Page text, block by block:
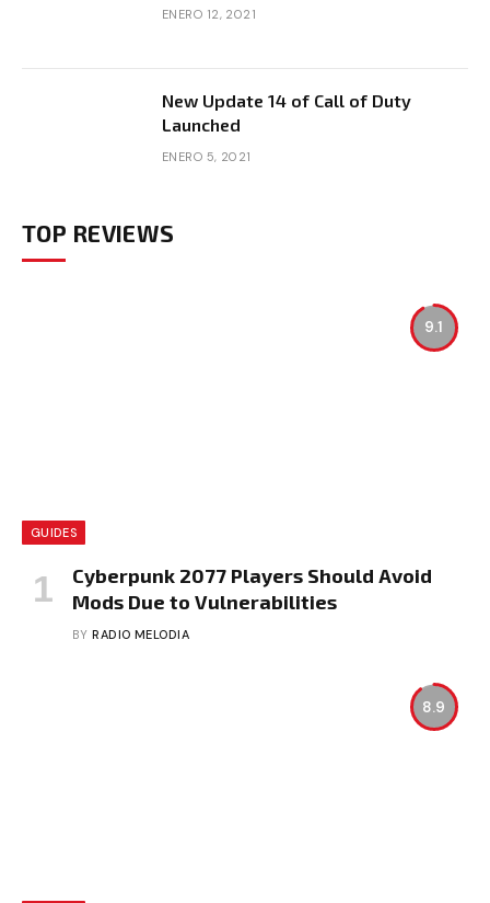
ENERO 12, 2021
New Update 14 of Call of Duty
Launched
ENERO 5, 2021
TOP REVIEWS
9.1
GUIDES
Cyberpunk 2077 Players Should Avoid
Mods Due to Vulnerabilities
BY RADIO MELODIA
8.9